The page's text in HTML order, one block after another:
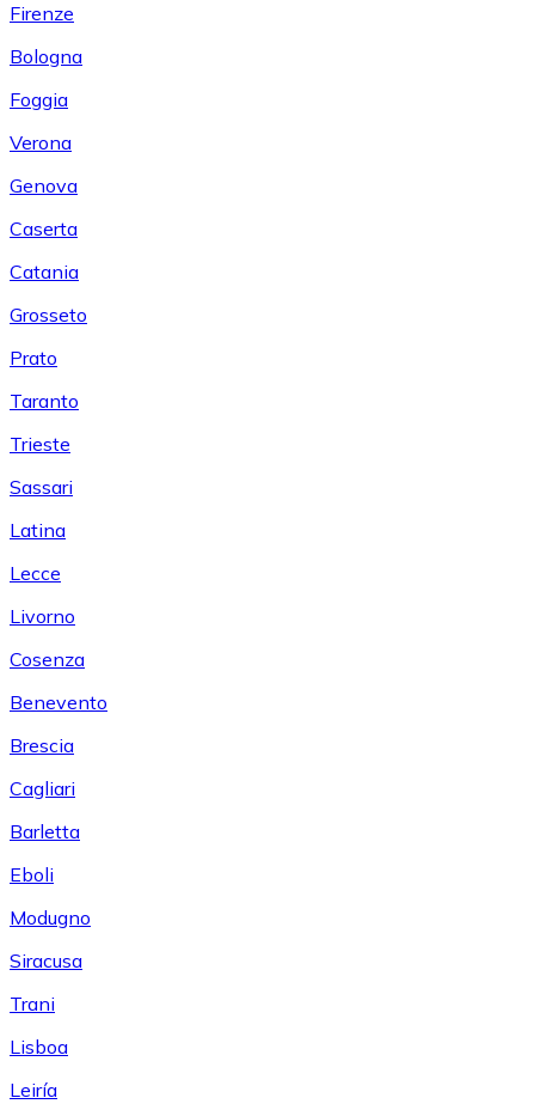
Firenze
Bologna
Foggia
Verona
Genova
Caserta
Catania
Grosseto
Prato
Taranto
Trieste
Sassari
Latina
Lecce
Livorno
Cosenza
Benevento
Brescia
Cagliari
Barletta
Eboli
Modugno
Siracusa
Trani
Lisboa
Leiría